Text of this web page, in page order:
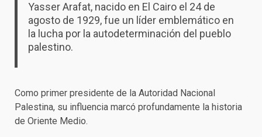
Yasser Arafat, nacido en El Cairo el 24 de
agosto de 1929, fue un líder emblemático en
la lucha por la autodeterminación del pueblo
palestino.
Como primer presidente de la Autoridad Nacional
Palestina, su influencia marcó profundamente la historia
de Oriente Medio.